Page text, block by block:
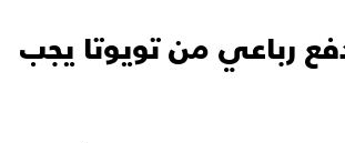
رباعي من تويوتا يجب